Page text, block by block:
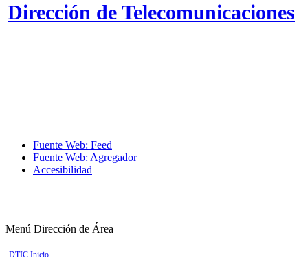
Dirección de Telecomunicaciones
Fuente Web: Feed
Fuente Web: Agregador
Accesibilidad
Menú Dirección de Área
DTIC Inicio